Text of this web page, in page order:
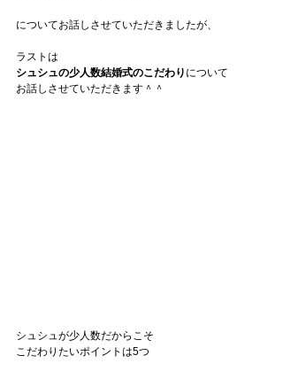
についてお話しさせていただきましたが、
ラストは
シュシュの少人数結婚式のこだわり について
お話しさせていただきます＾＾
シュシュが少人数だからこそ
こだわりたいポイントは5つ